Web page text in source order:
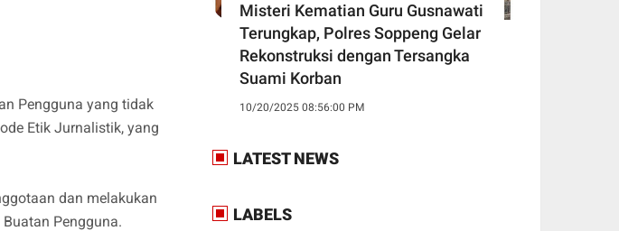
Pengguna yang tidak
Etik Jurnalistik, yang
dan melakukan
Pengguna.
Misteri Kematian Guru Gusnawati
Terungkap, Polres Soppeng Gelar
Rekonstruksi dengan Tersangka
Suami Korban
10/20/2025 08:56:00 PM
LATEST NEWS
LABELS